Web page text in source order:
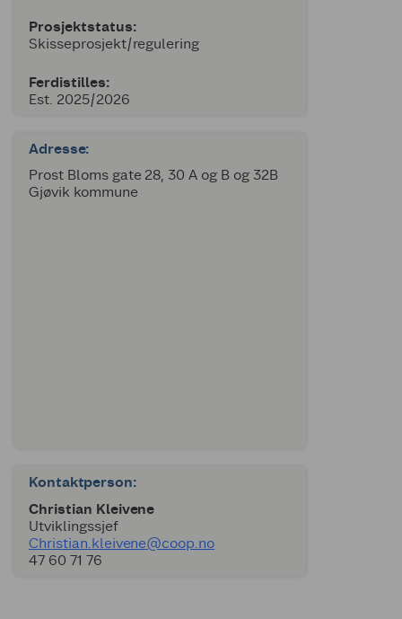
Prosjektstatus:
Skisseprosjekt/regulering
Ferdistilles:
Est. 2025/2026
Adresse:
Prost Bloms gate 28, 30 A og B og 32B
Gjøvik kommune
Kontaktperson:
Christian Kleivene
Utviklingssjef
Christian.kleivene@coop.no
47 60 71 76